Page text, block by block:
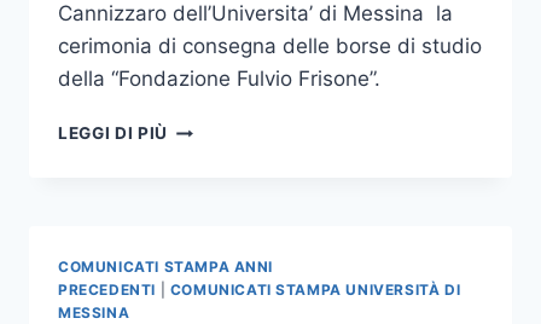
Cannizzaro dell’Universita’ di Messina la
cerimonia di consegna delle borse di studio
della “Fondazione Fulvio Frisone”.
LEGGI DI PIÙ CONSEGNATE
FULVIO
COMUNICATI STAMPA ANNI
PRECEDENTI
COMUNICATI STAMPA UNIVERSITÀ DI
MESSINA